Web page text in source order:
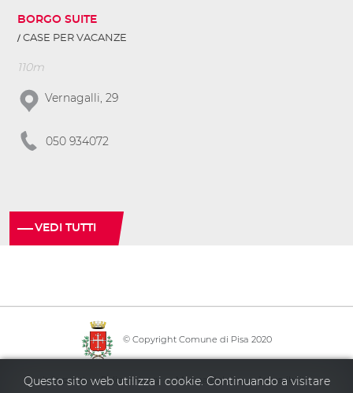
BORGO SUITE
CASE PER VACANZE
110m
Vernagalli, 29
050 934072
VEDI TUTTI
© Copyright Comune di Pisa 2020
Info point·Policy privacy ·Mappa del sito·Accessibilità
Questo sito web utilizza i cookie. Continuando a visitare